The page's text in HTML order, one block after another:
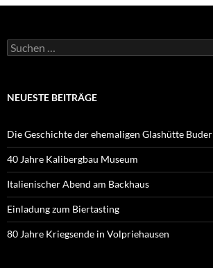
Suchen
nach:
NEUESTE BEITRÄGE
Die Geschichte der ehemaligen Glashütte Buder
40 Jahre Kalibergbau Museum
Italienischer Abend am Backhaus
Einladung zum Biertasting
80 Jahre Kriegsende in Volpriehausen